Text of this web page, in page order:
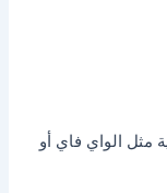
مثل الواي فاي أو